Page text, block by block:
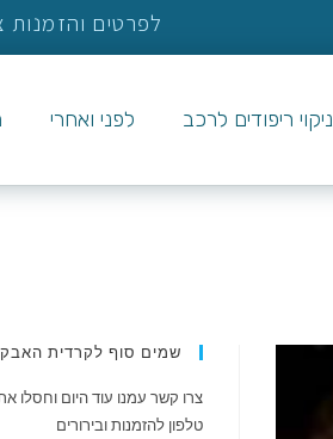
לפרטים והזמנות צרו קשר
ניקוי ריפודים לרכב לפני ואחרי
שמים סוף לקרדית
צרו קשר עמנו עוד היום
טלפון להזמנות ובירורים